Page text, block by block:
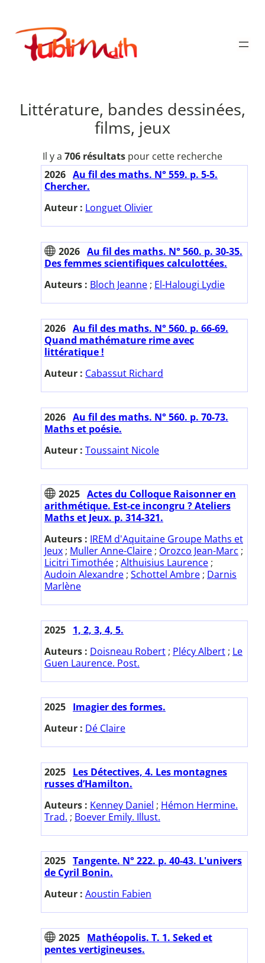
contenu
Publimath
Littérature, bandes dessinées,
films, jeux
Il y a 706 résultats pour cette recherche
2026 Au fil des maths. N° 559. p. 5-5.
Chercher.
Auteur : Longuet Olivier
2026 Au fil des maths. N° 560. p. 30-35.
Des femmes scientifiques calculottées.
Auteurs : Bloch Jeanne ; El-Halougi Lydie
2026 Au fil des maths. N° 560. p. 66-69.
Quand mathémature rime avec
littératique !
Auteur : Cabassut Richard
2026 Au fil des maths. N° 560. p. 70-73.
Maths et poésie.
Auteur : Toussaint Nicole
2025 Actes du Colloque Raisonner en
arithmétique. Est-ce incongru ? Ateliers
Maths et Jeux. p. 314-321.
Auteurs : IREM d'Aquitaine Groupe Maths et
Jeux ; Muller Anne-Claire ; Orozco Jean-Marc ;
Licitri Timothée ; Althuisius Laurence ;
Audoin Alexandre ; Schottel Ambre ; Darnis
Marlène
2025 1, 2, 3, 4, 5.
Auteurs : Doisneau Robert ; Plécy Albert ; Le
Guen Laurence. Post.
2025 Imagier des formes.
Auteur : Dé Claire
2025 Les Détectives, 4. Les montagnes
russes d’Hamilton.
Auteurs : Kenney Daniel ; Hémon Hermine.
Trad. ; Boever Emily. Illust.
2025 Tangente. N° 222. p. 40-43. L'univers
de Cyril Bonin.
Auteur : Aoustin Fabien
2025 Mathéopolis. T. 1. Seked et
pentes vertigineuses.